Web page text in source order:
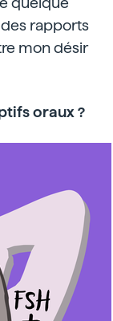
rapports
mon désir
oraux ?